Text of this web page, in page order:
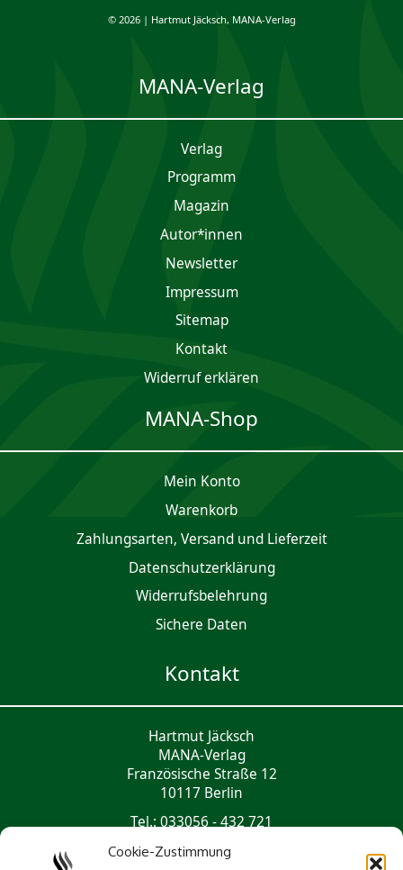
Cookie-Zustimmung
© 2026 | Hartmut Jäcksch, MANA-Verlag
MANA-Verlag
Verlag
Programm
Magazin
Autor*innen
Newsletter
Impres­sum
Sitemap
Kontakt
Widerruf erklären
MANA-Shop
Mein Konto
Waren­korb
Zahlungsarten, Versand und Lieferzeit
Daten­schutz­er­klärung
Widerrufsbelehrung
Sichere Daten
Kontakt
Hartmut Jäcksch
MANA-Verlag
Französische Straße 12
10117 Berlin
Tel.: 033056 - 432 721